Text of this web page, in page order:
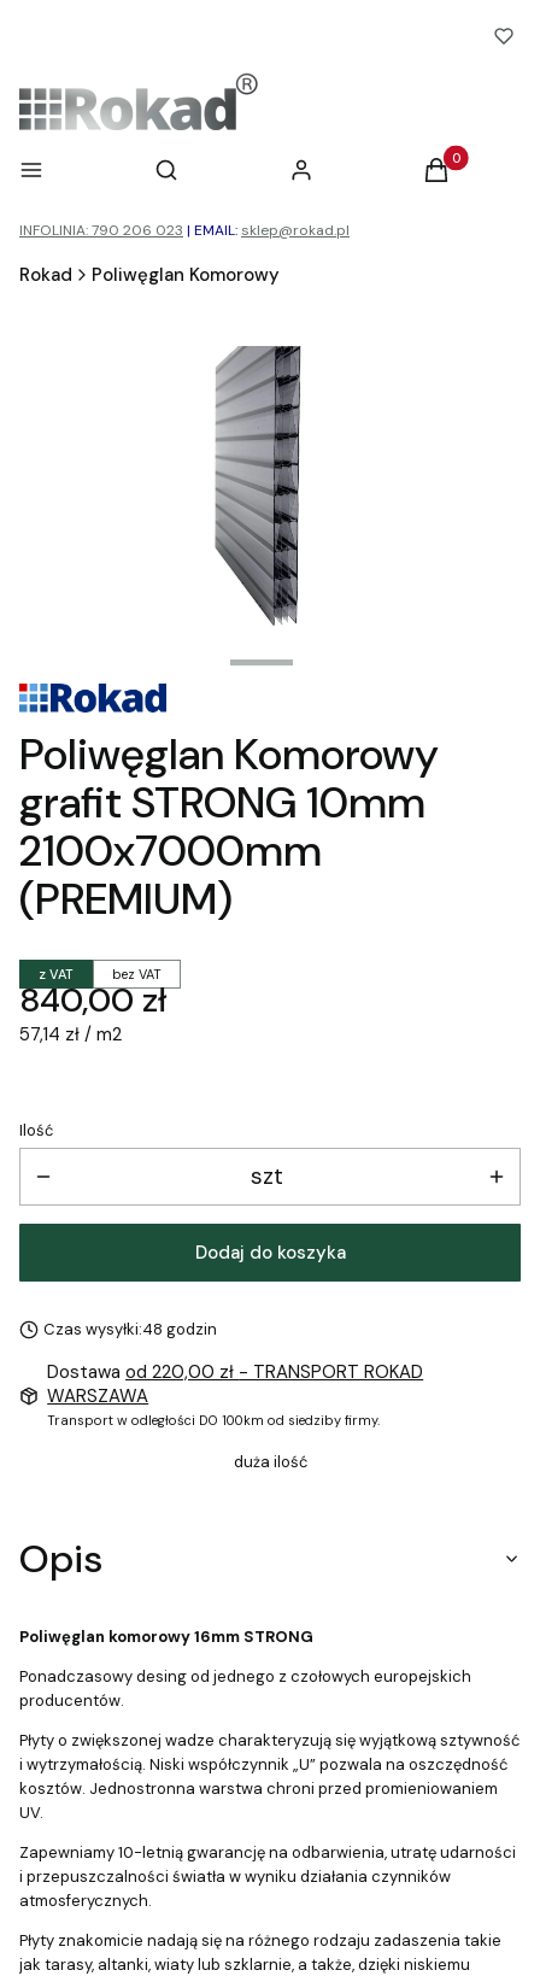
Menu Otwórz wyszukiwarkę
Szukaj Zaloguj się Produkty w
Koszyk
INFOLINIA: 790 206 023 | EMAIL: sklep@rokad.pl
Rokad Poliwęglan Komorowy
Poliwęglan Komorowy
grafit STRONG 10mm
2100x7000mm
(PREMIUM)
z VAT bez VAT
Cena
840,00 zł
57,14 zł / m2
Ilość
szt
Dodaj do koszyka
Czas wysyłki:48 godzin
Dostawaod 220,00 zł - TRANSPORT ROKAD
WARSZAWA
Transport w odległości DO 100km od siedziby firmy.
duża ilość
Opis
Poliwęglan komorowy 16mm STRONG
Ponadczasowy desing od jednego z czołowych europejskich
producentów.
Płyty o zwiększonej wadze charakteryzują się wyjątkową sztywność
i wytrzymałością. Niski współczynnik „U” pozwala na oszczędność
kosztów. Jednostronna warstwa chroni przed promieniowaniem
UV.
Zapewniamy 10-letnią gwarancję na odbarwienia, utratę udarności
i przepuszczalności światła w wyniku działania czynników
atmosferycznych.
Płyty znakomicie nadają się na różnego rodzaju zadaszenia takie
jak tarasy, altanki, wiaty lub szklarnie, a także, dzięki niskiemu